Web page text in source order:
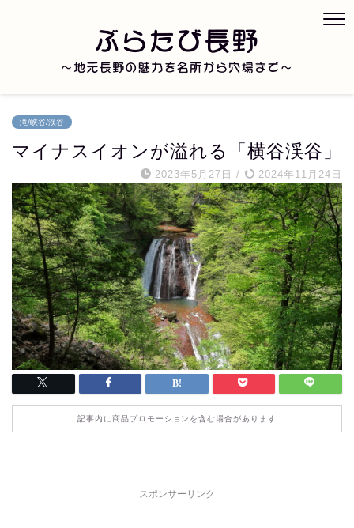
滝/峡谷/渓谷
マイナスイオンが溢れる「横谷渓谷」
2023年5月27日 / 2024年11月24日
記事内に商品プロモーションを含む場合があります
スポンサーリンク